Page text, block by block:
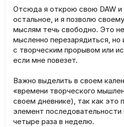
Отсюда я открою свою DAW и
остальное, и я позволю
мыслям течь свободно. Это
мысленно перезарядиться,
с творческим прорывом или
если мне повезет.
Важно выделить в своем
«времени творческого
своем дневнике), так как это
элемент последовательности
четыре раза в неделю.